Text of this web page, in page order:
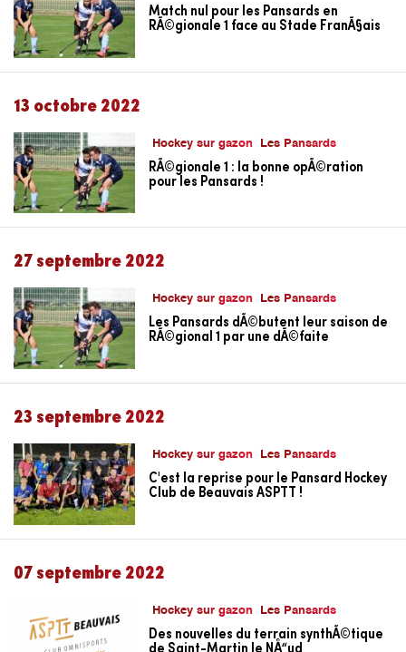
Match nul pour les Pansards en
RÃ©gionale 1 face au Stade FranÃ§ais
13 octobre 2022
Hockey sur gazon Les Pansards
RÃ©gionale 1 : la bonne opÃ©ration
pour les Pansards !
27 septembre 2022
Hockey sur gazon Les Pansards
Les Pansards dÃ©butent leur saison de
RÃ©gional 1 par une dÃ©faite
23 septembre 2022
Hockey sur gazon Les Pansards
C'est la reprise pour le Pansard Hockey
Club de Beauvais ASPTT !
07 septembre 2022
Hockey sur gazon Les Pansards
Des nouvelles du terrain synthÃ©tique
de Saint-Martin le NÅ“ud